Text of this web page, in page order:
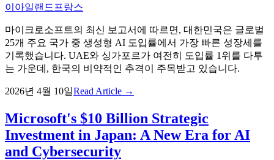
이 아일랜드 프랑스
마이크로소프트의 최신 보고서에 따르면, 대한민국은 글로벌
25개 주요 국가 중 생성형 AI 도입률에서 가장 빠른 성장세를
기록했습니다. UAE와 싱가포르가 여전히 도입률 1위를 다투
는 가운데, 한국의 비약적인 추격이 주목받고 있습니다.
2026년 4월 10일Read Article →
Microsoft's $10 Billion Strategic
Investment in Japan: A New Era for AI
and Cybersecurity